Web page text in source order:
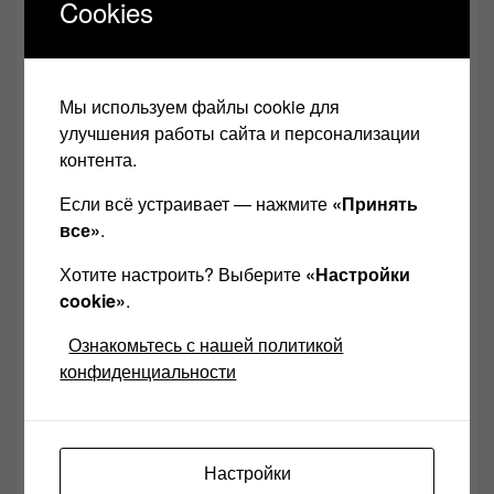
Звучание довольно открытое, при этом
нейтральное и детальное. Ушла излишняя
яркость, но это создаёт именно открытость звука,
а не явное подчёркивание высоких частот.
дотягивает до самых низких частот на полной
Средние частоты очень хороши: голоса звучат
присутствуют всё в норме.
Cookies
Мы используем файлы cookie для
улучшения работы сайта и персонализации
контента.
Если всё устраивает — нажмите «Принять
все».
Хотите настроить? Выберите «Настройки
cookie».
Ознакомьтесь с нашей политикой
конфиденциальности
Настройки